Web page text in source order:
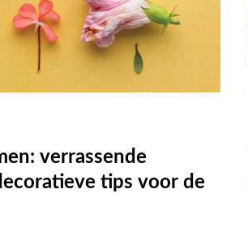
verrassende
tips voor de